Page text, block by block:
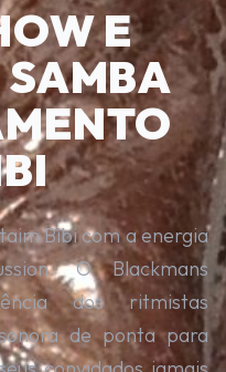
E
SAMBA
Bibi com a energia
O Blackmans
dos ritmistas
de ponta para